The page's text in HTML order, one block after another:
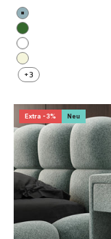
Vintage Blau
Grün
Weiß
Beige
+3
Extra -3% Neu